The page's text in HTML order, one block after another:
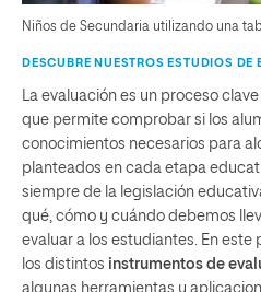
Niños de Secundaria utilizando una
DESCUBRE NUESTROS ESTUDIOS DE
La evaluación es un proceso
que permite comprobar si los
conocimientos necesarios para
planteados en cada etapa
siempre de la legislación
qué, cómo y cuándo debemos
evaluar a los estudiantes. En
los distintos instrumentos de
algunas herramientas y